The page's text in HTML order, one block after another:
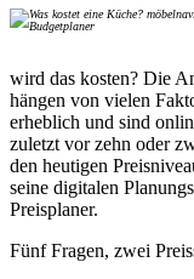
wird das kosten? Die
hängen von vielen
erheblich und sind
zuletzt vor zehn oder
den heutigen
seine digitalen
Preisplaner.
Fünf Fragen, zwei